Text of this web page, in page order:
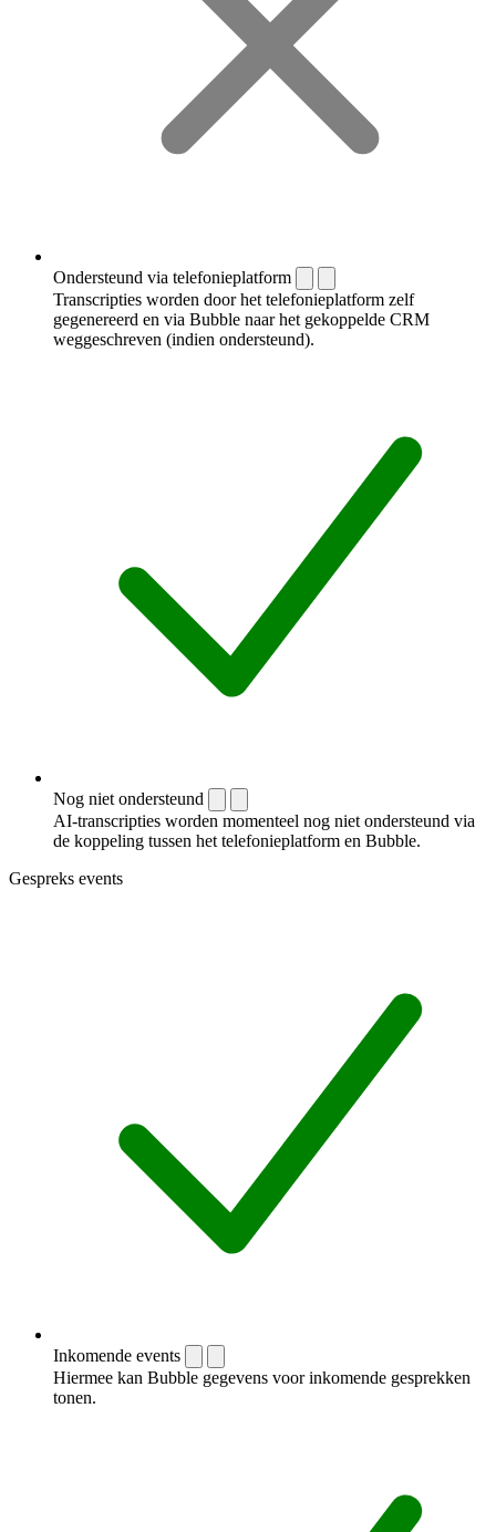
Ondersteund via telefonieplatform
Transcripties worden door het telefonieplatform zelf
gegenereerd en via Bubble naar het gekoppelde CRM
weggeschreven (indien ondersteund).
Nog niet ondersteund
AI-transcripties worden momenteel nog niet ondersteund via
de koppeling tussen het telefonieplatform en Bubble.
Gespreks events
Inkomende events
Hiermee kan Bubble gegevens voor inkomende gesprekken
tonen.